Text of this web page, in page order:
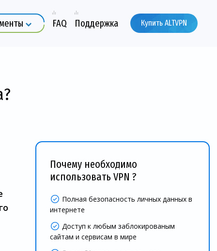
FAQ Поддержка Купить ALTVPN
Почему необходимо
использовать VPN ?
Полная безопасность личных данных в
интернете
Доступ к любым заблокированым
сайтам и сервисам в мире